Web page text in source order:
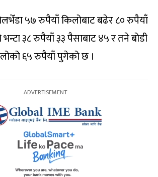
५७ रुपैयाँ किलोबाट बढेर ८० रुपैयाँ
३८ रुपैयाँ ३३ पैसाबाट ४५ र तने बोडी
६५ रुपैयाँ पुगेको छ ।